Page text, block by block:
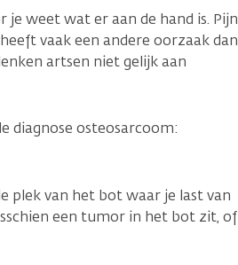
weet wat er aan de hand is. Pijn
vaak een andere oorzaak dan
artsen niet gelijk aan
diagnose osteosarcoom:
plek van het bot waar je last van
een tumor in het bot zit, of